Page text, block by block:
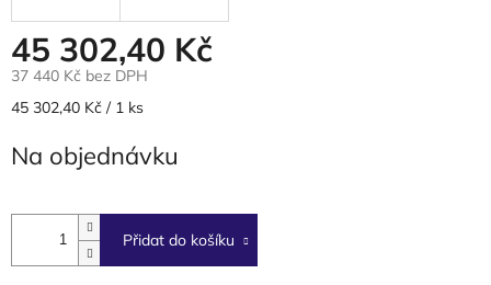
45 302,40 Kč
37 440 Kč bez DPH
Měrná
45 302,40 Kč / 1 ks
Na objednávku
Přidat do košíku